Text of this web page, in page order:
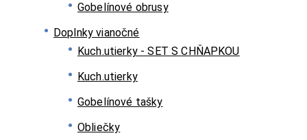
Gobelínové obrusy
Doplnky vianočné
Kuch.utierky - SET S CHŇAPKOU
Kuch.utierky
Gobelínové tašky
Obliečky